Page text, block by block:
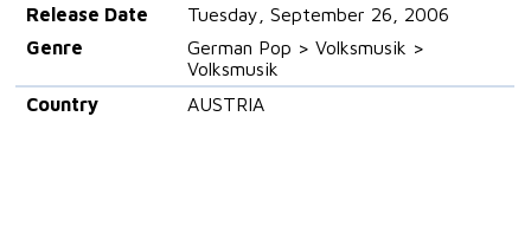
Release Date
Tuesday, September 26, 2006
Genre
German Pop > Volksmusik >
Volksmusik
Country
AUSTRIA